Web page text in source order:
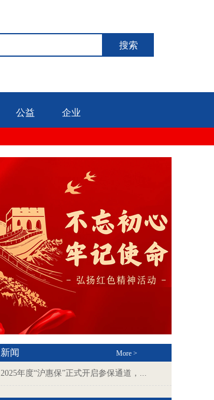
搜索
公益 企业
新闻 More >
2025年度“沪惠保”正式开启参保通道，...